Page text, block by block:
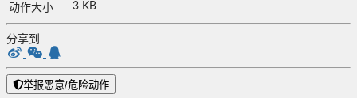
动作大小
3 KB
分享到
举报恶意/危险动作